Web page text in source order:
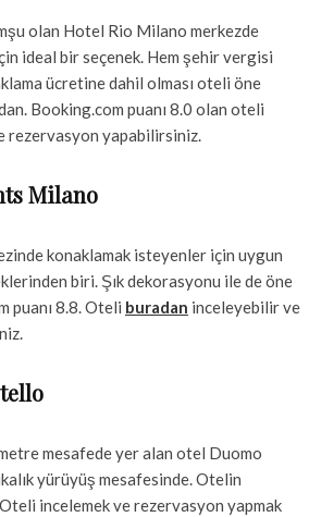
olan Hotel Rio Milano merkezde
ideal bir seçenek. Hem şehir vergisi
ücretine dahil olması oteli öne
Booking.com puanı 8.0 olan oteli
rezervasyon yapabilirsiniz.
Milano
konaklamak isteyenler için uygun
biri. Şık dekorasyonu ile de öne
puanı 8.8. Oteli buradan inceleyebilir ve
mesafede yer alan otel Duomo
yürüyüş mesafesinde. Otelin
incelemek ve rezervasyon yapmak